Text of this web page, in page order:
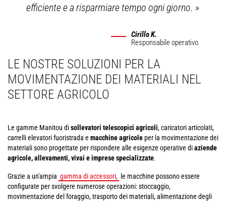
efficiente e a risparmiare tempo ogni giorno.»
Cirillo K.
Responsabile operativo
LE NOSTRE SOLUZIONI PER LA
MOVIMENTAZIONE DEI MATERIALI NEL
SETTORE AGRICOLO
Le gamme Manitou disollevatori telescopici agricoli, caricatori articolati,
carrelli elevatori fuoristrada e macchine agricoleper la movimentazione dei
materiali sono progettate per rispondere alle esigenze operative diaziende
agricole, allevamenti, vivai e imprese specializzate.
Grazie a un'ampia gamma di accessori, le macchine possono essere
configurate per svolgere numerose operazioni: stoccaggio,
movimentazione del foraggio, trasporto dei materiali, alimentazione degli